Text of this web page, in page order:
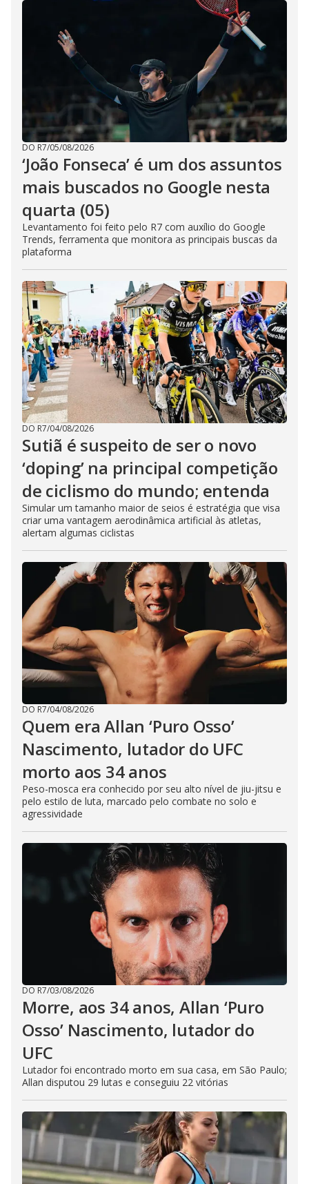
DO R7/05/08/2026
‘João Fonseca’ é um dos assuntos
mais buscados no Google nesta
quarta (05)
Levantamento foi feito pelo R7 com auxílio do Google
Trends, ferramenta que monitora as principais buscas da
plataforma
DO R7/04/08/2026
Sutiã é suspeito de ser o novo
‘doping’ na principal competição
de ciclismo do mundo; entenda
Simular um tamanho maior de seios é estratégia que visa
criar uma vantagem aerodinâmica artificial às atletas,
alertam algumas ciclistas
DO R7/04/08/2026
Quem era Allan ‘Puro Osso’
Nascimento, lutador do UFC
morto aos 34 anos
Peso-mosca era conhecido por seu alto nível de jiu-jitsu e
pelo estilo de luta, marcado pelo combate no solo e
agressividade
DO R7/03/08/2026
Morre, aos 34 anos, Allan ‘Puro
Osso’ Nascimento, lutador do
UFC
Lutador foi encontrado morto em sua casa, em São Paulo;
Allan disputou 29 lutas e conseguiu 22 vitórias